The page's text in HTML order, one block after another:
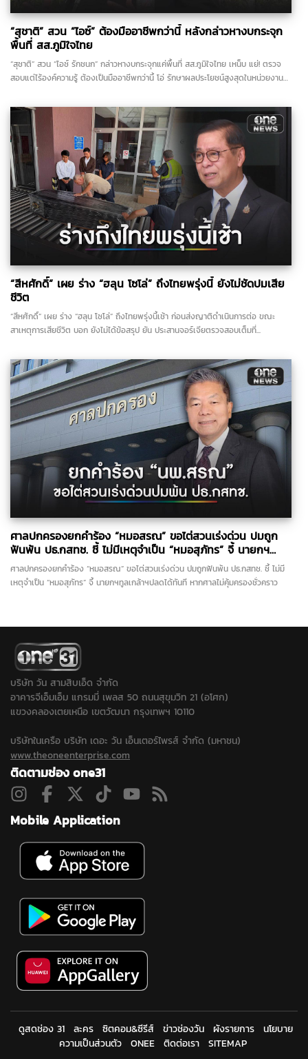
“สุชาติ” สวน “ไอซ์” ต้องมืออาชีพกว่านี้ หลังกล่าวหางบกระจุก
พื้นที่ สส.ภูมิใจไทย
“สุชาติ” สวน “ไอซ์ รักชนก” กล่าวหางบกระจุกแค่พื้นที่ สส.ภูมิใจไทย เหน็บ แย่! ตรวจ
สอบแต่ไร้องค์ความรู้ ต้องเป็นมืออาชีพกว่านี้ โอ่ รักษาผลประโยชน์สูงสุดในหน่วยงานที่
“สีหศักดิ์” เผย ร่าง “ฮลุน โซโล่” ถึงไทยพรุ่งนี้ ยังไม่ชัดปมเสีย
ชีวิต
“สีหศักดิ์” เผย ร่าง “ฮลุน โซโล่” ถึงไทยพรุ่งนี้เช้า ก่อนส่งญาติดำเนินการต่อ ขณะ
สาเหตุการเสียชีวิต บอก ยังไม่ได้ข้อสรุป ยัน ประสานจอร์เจียตรวจสอบเต็มที่...
ศาลปกครองยกคำร้อง “หมอสรณ” ขอไต่สวนเร่งด่วน ปมถูก
ฟันพ้น ปธ.กสทช. ชี้ ไม่มีเหตุจำเป็น “หมอสุภัทร” จี้ นายกฯ
ทูลเกล้าฯปลดได้ทันที
ศาลปกครองยกคำร้อง “หมอสรณ” ขอไต่สวนเร่งด่วน ปมถูกฟันพ้น ปธ.กสทช. ชี้ ไม่มี
เหตุจำเป็น “หมอสุภัทร” จี้ นายกฯทูลเกล้าฯปลดได้ทันที หากศาลไม่คุ้มครองชั่วคราว
บริษัท วัน สามสิบเอ็ด จำกัด
อาคารจีเอ็มเอ็ม แกรมมี่ เพลส 50 ถนนสุขุมวิท 21 (อโศก)
แขวงคลองเตยเหนือ เขตวัฒนา กรุงเทพฯ 10110
บริษัทในเครือ บริษัท เดอะ วัน เอ็นเตอร์ไพรส์ จำกัด (มหาชน)
www.theoneenterprise.com
ติดตามช่อง one31
Mobile Application
ดูสดช่อง 31 ละคร ซิตคอม&ซีรีส์ ข่าวช่องวัน ผังรายการ
นโยบาย
ความเป็นส่วนตัว
ONEE ติดต่อเรา SITEMAP